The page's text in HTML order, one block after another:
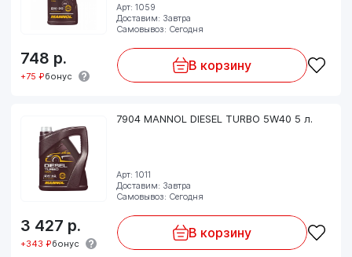
Арт: 1059
Доставим: Завтра
Самовывоз: Сегодня
748 р.
+75 ₽бонус
В корзину
7904 MANNOL DIESEL TURBO 5W40 5 л.
Арт: 1011
Доставим: Завтра
Самовывоз: Сегодня
3 427 р.
+343 ₽бонус
В корзину